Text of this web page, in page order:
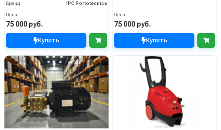
Бренд
IPC Portotecnica
Цена
75 000 руб.
Купить
Цена
75 000 руб.
Купить